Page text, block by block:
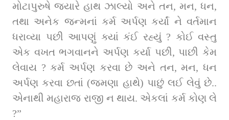
મોટાપુરુષે જ્યારે હાથ ઝાલ્યો અને તન, મન, ધન,
તથા અનેક જન્મનાં કર્મ અર્પણ કર્યાં ને વર્તમાન
ધરાવ્યા પછી આપણું ક્યાં કંઈ રહ્યું ? કોઈ વસ્તુ
એક વખત ભગવાનને અર્પણ કર્યા પછી, પાછી કેમ
લેવાય ? કર્મ અર્પણ કરવા છે અને તન, મન, ધન
અર્પણ કરવા છતાં (જમણા હાથે) પાછું લઈ લેવું છે..
એનાથી મહારાજ રાજી ન થાય. એકલાં કર્મ કોણ લે
?”